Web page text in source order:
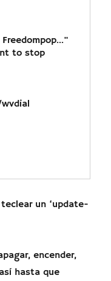
un ‘update-
encender,
hasta que